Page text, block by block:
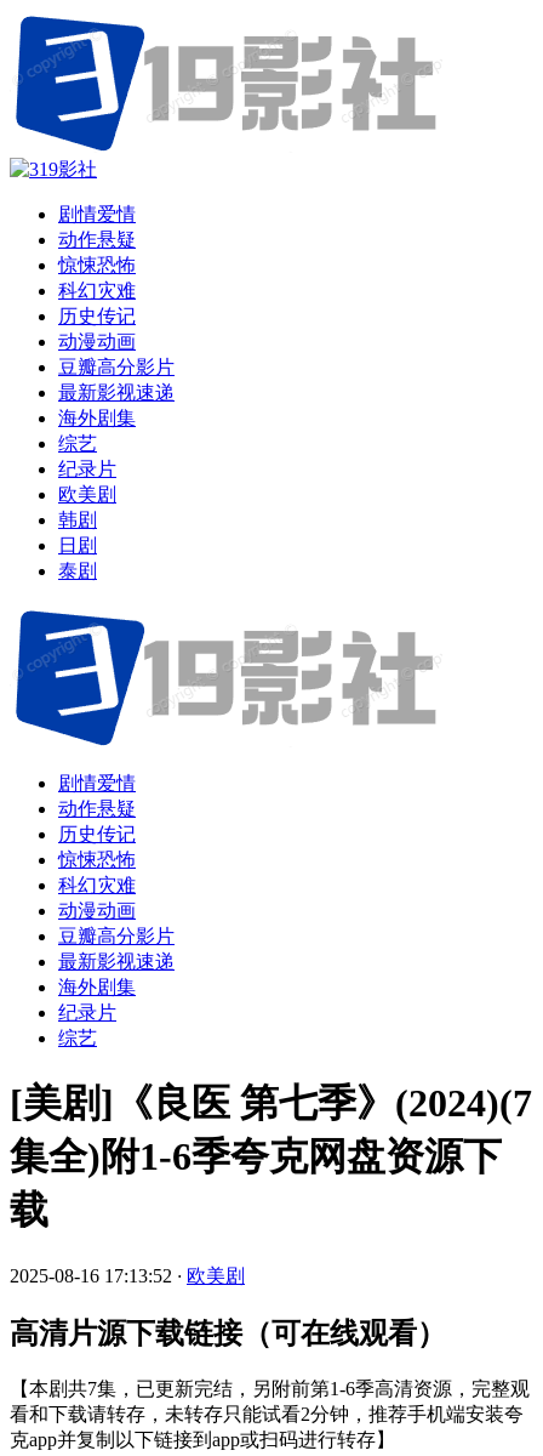
剧情爱情
动作悬疑
惊悚恐怖
科幻灾难
历史传记
动漫动画
豆瓣高分影片
最新影视速递
海外剧集
综艺
纪录片
欧美剧
韩剧
日剧
泰剧
剧情爱情
动作悬疑
历史传记
惊悚恐怖
科幻灾难
动漫动画
豆瓣高分影片
最新影视速递
海外剧集
纪录片
综艺
[美剧]《良医 第七季》(2024)(7
集全)附1-6季夸克网盘资源下
载
2025-08-16 17:13:52 · 欧美剧
高清片源下载链接（可在线观看）
【本剧共7集，已更新完结，另附前第1-6季高清资源，完整观
看和下载请转存，未转存只能试看2分钟，推荐手机端安装夸
克app并复制以下链接到app或扫码进行转存】